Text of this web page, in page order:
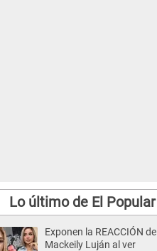
Lo último de El Popular
Exponen la REACCIÓN de
Mackeily Luján al ver